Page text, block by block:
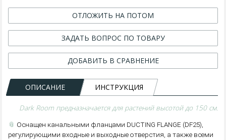
ОТЛОЖИТЬ НА ПОТОМ
ЗАДАТЬ ВОПРОС ПО ТОВАРУ
ДОБАВИТЬ В СРАВНЕНИЕ
ОПИСАНИЕ ИНСТРУКЦИЯ
Dark Room предназначается для растений высотой до 150 см.
📎 Оснащен канальными фланцами DUCTING FLANGE (DF25),
регулирующими входные и выходные отверстия, а также всеми